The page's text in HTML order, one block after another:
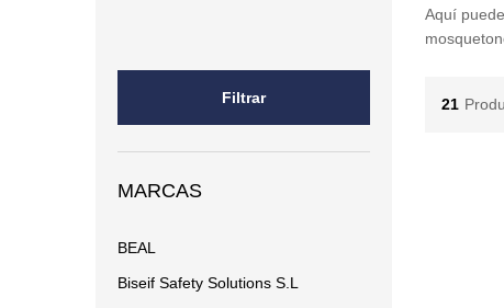
Aquí
21
Filtrar
MARCAS
BEAL
Biseif Safety Solutions S.L